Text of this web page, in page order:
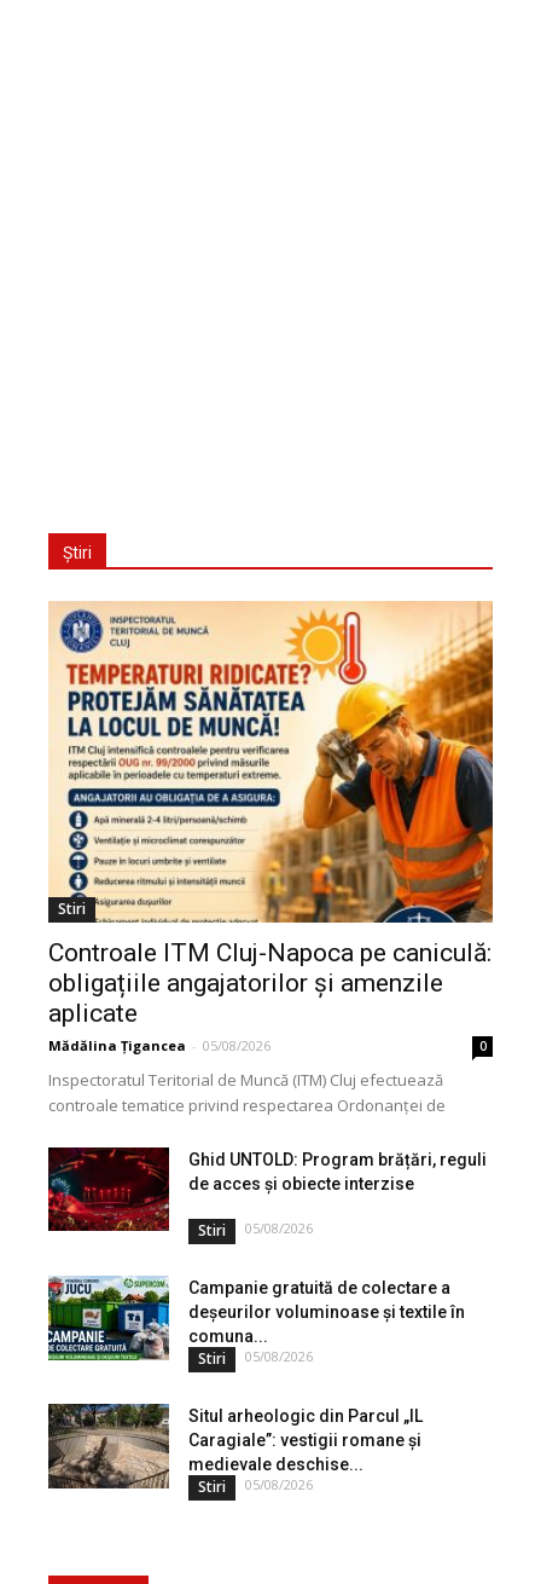
Știri
Stiri
Controale ITM Cluj-Napoca pe caniculă:
obligațiile angajatorilor și amenzile
aplicate
Mădălina Țigancea - 05/08/2026 0
Inspectoratul Teritorial de Muncă (ITM) Cluj efectuează
controale tematice privind respectarea Ordonanței de
angajatorii aplică măsurile...Ghid UNTOLD: Program brățări, reguli
de acces și obiecte interzise
Stiri 05/08/2026
Campanie gratuită de colectare a
deșeurilor voluminoase și textile în
comuna...
Stiri 05/08/2026
Situl arheologic din Parcul „IL
Caragiale”: vestigii romane și
medievale deschise...
Stiri 05/08/2026